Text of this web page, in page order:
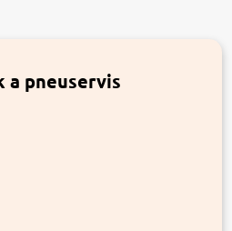
a pneuservis